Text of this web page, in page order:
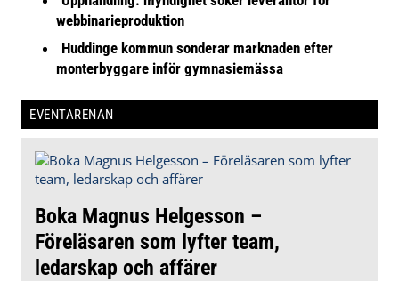
webbinarieproduktion
Huddinge kommun sonderar marknaden efter
monterbyggare inför gymnasiemässa
EVENTARENAN
Boka Magnus Helgesson –
Föreläsaren som lyfter team,
ledarskap och affärer